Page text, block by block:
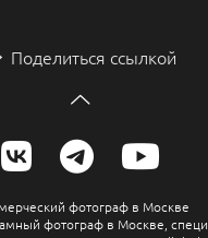
Поделиться ссылкой
фотограф в Москве
фотограф в Москве,